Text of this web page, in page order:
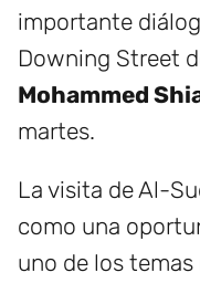
importante
Downing Street
Mohammed
martes.
La visita de Al-
como una
uno de los